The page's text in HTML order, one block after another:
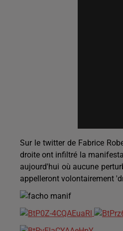
Sur le twitter de Fabrice
droite ont infiltré la
aujourd'hui où aucune
appelleront volontairement